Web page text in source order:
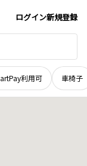
ログイン新規登録
利用可 車椅子